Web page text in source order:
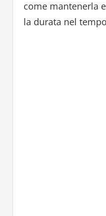
come mantenerla
la durata nel